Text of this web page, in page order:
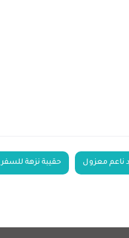
ناعم معزول حقيبة نزهة للسفر